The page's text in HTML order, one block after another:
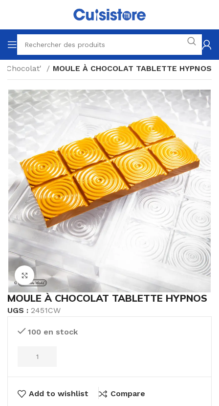
Chocolat' MOULE À CHOCOLAT TABLETTE HYPNOS
Click to enlarge
MOULE À CHOCOLAT TABLETTE HYPNOS
UGS : 2451CW
100 en stock
Add to wishlist Compare